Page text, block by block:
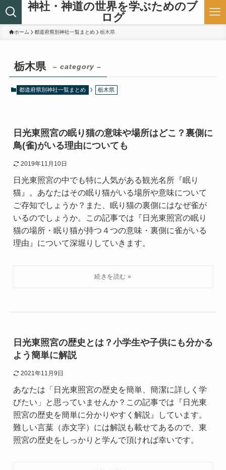
神社・神道の世界を学ぶためのブ
ログ
ホーム 都道府県別神社一覧まとめ 栃木県
栃木県 – category –
都道府県別神社一覧まとめ 栃木県
日光東照宮の眠り猫の意味や場所はどこ？裏側に
鳥(雀)がいる理由についても
2019年11月10日
日光東照宮の中でも特に人気がある観光名所『眠り
猫』。あなたはその眠り猫がいる場所や意味について
ご存知でしょうか？また、眠り猫の裏側にはなぜ雀が
いるのでしょうか。この記事では『日光東照宮の眠り
猫の場所・眠り猫が持つ４つの意味・裏側に雀がいる
理由』について深堀りしていきます。
日光東照宮の歴史とは？小学生や子供にも分かる
よう簡単に解説
2021年11月9日
あなたは「日光東照宮の歴史を簡単、簡潔に詳しく学
びたい」と思っていませんか？この記事では『日光東
照宮の歴史を簡単に分かりやすく解説』しています。
難しい言葉（赤文字）には解説も載せてあるので、東
照宮の歴史をしっかりと学んで頂ければ幸いです。